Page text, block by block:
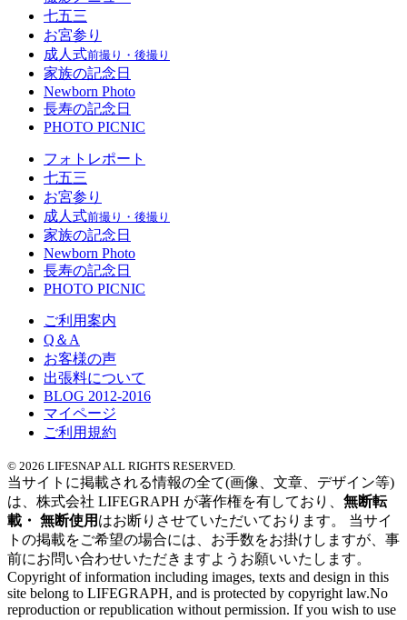
七五三
お宮参り
成人式前撮り・後撮り
家族の記念日
Newborn Photo
長寿の記念日
PHOTO PICNIC
フォトレポート
七五三
お宮参り
成人式前撮り・後撮り
家族の記念日
Newborn Photo
長寿の記念日
PHOTO PICNIC
ご利用案内
Q＆A
お客様の声
出張料について
BLOG 2012-2016
マイページ
ご利用規約
© 2026 LIFESNAP ALL RIGHTS RESERVED.
当サイトに掲載される情報の全て(画像、文章、デザイン等)
は、 株式会社 LIFEGRAPH が著作権を有しており、 無断転
載・ 無断使用 はお断りさせていただいております。
当サイ
トの掲載をご希望の場合には、 お手数をお掛けしますが、 事
前にお問い合わせいただきますよう お願いいたします。
Copyright of information including images, texts and design in this
site belong to LIFEGRAPH, and is protected by copyright law.No
reproduction or republication without permission. If you wish to use